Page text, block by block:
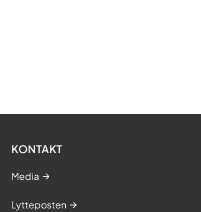
KONTAKT
Media
Lytteposten